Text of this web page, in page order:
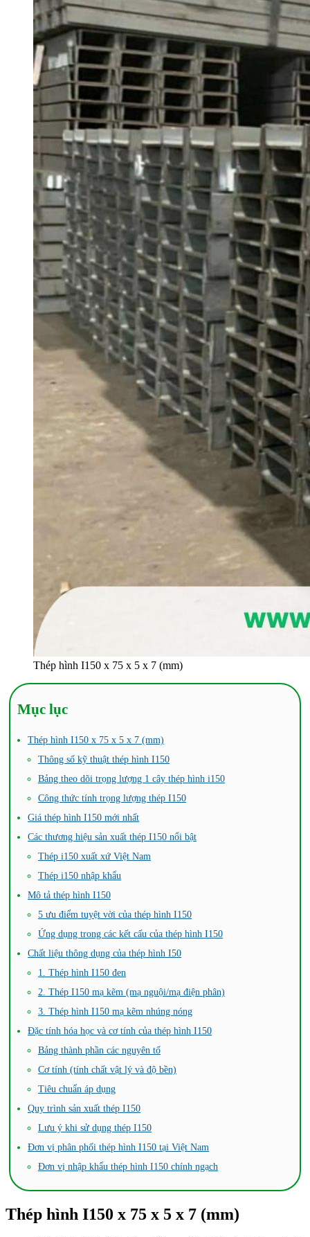
Thép hình I150 x 75 x 5 x 7 (mm)
Mục lục
Thép hình I150 x 75 x 5 x 7 (mm)
Thông số kỹ thuật thép hình I150
Bảng theo dõi trọng lượng 1 cây thép hình i150
Công thức tính trọng lượng thép I150
Giá thép hình I150 mới nhất
Các thương hiệu sản xuất thép I150 nổi bật
Thép i150 xuất xứ Việt Nam
Thép i150 nhập khẩu
Mô tả thép hình I150
5 ưu điểm tuyệt vời của thép hình I150
Ứng dụng trong các kết cấu của thép hình I150
Chất liệu thông dụng của thép hình I50
1. Thép hình I150 đen
2. Thép I150 mạ kẽm (mạ nguội/mạ điện phân)
3. Thép hình I150 mạ kẽm nhúng nóng
Đặc tính hóa học và cơ tính của thép hình I150
Bảng thành phần các nguyên tố
Cơ tính (tính chất vật lý và độ bền)
Tiêu chuẩn áp dụng
Quy trình sản xuất thép I150
Lưu ý khi sử dụng thép I150
Đơn vị phân phối thép hình I150 tại Việt Nam
Đơn vị nhập khẩu thép hình I150 chính ngạch
Thép hình I150 x 75 x 5 x 7 (mm)